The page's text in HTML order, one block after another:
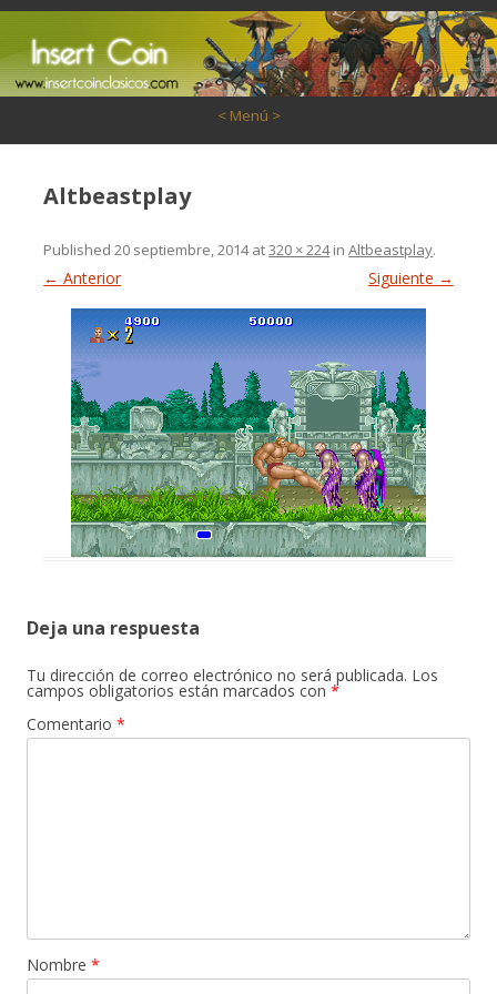
< Menú >
Altbeastplay
Published20 septiembre, 2014at320 × 224inAltbeastplay.
← Anterior Siguiente →
Deja una respuesta
Tu dirección de correo electrónico no será publicada. Los
campos obligatorios están marcados con *
Comentario *
Nombre *